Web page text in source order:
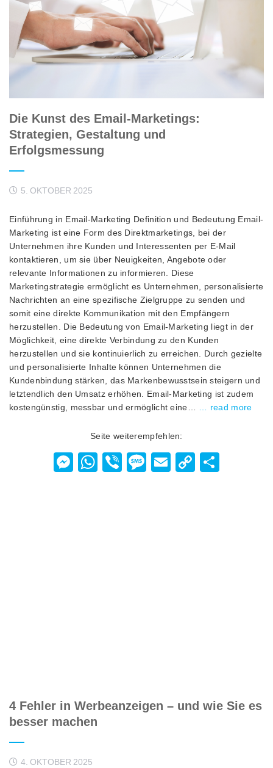
Die Kunst des Email-Marketings:
Strategien, Gestaltung und
Erfolgsmessung
5. OKTOBER 2025
Einführung in Email-Marketing Definition und Bedeutung Email-
Marketing ist eine Form des Direktmarketings, bei der
Unternehmen ihre Kunden und Interessenten per E-Mail
kontaktieren, um sie über Neuigkeiten, Angebote oder
relevante Informationen zu informieren. Diese
Marketingstrategie ermöglicht es Unternehmen, personalisierte
Nachrichten an eine spezifische Zielgruppe zu senden und
somit eine direkte Kommunikation mit den Empfängern
herzustellen. Die Bedeutung von Email-Marketing liegt in der
Möglichkeit, eine direkte Verbindung zu den Kunden
herzustellen und sie kontinuierlich zu erreichen. Durch gezielte
und personalisierte Inhalte können Unternehmen die
Kundenbindung stärken, das Markenbewusstsein steigern und
letztendlich den Umsatz erhöhen. Email-Marketing ist zudem
kostengünstig, messbar und ermöglicht eine… … read more
Seite weiterempfehlen:
Messenger
WhatsApp
ViberMessage
EmailCopy
4 Fehler in Werbeanzeigen – und wie Sie es
besser machen
4. OKTOBER 2025